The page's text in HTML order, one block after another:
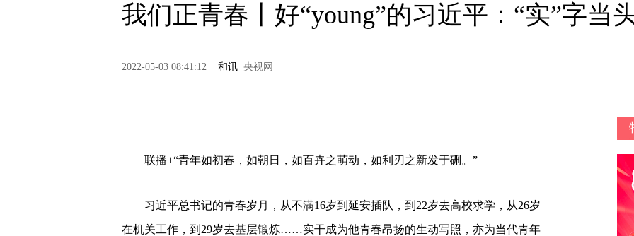
我们正青春丨好“young”的习近平：“实”字当
2022-05-03 08:41:12 和讯 央视网
联播+“青年如初春，如朝日，如百卉之萌动，如利刃之新发于硎。”
习近平总书记的青春岁月，从不满16岁到延安插队，到22岁去高校求学，从26岁
在机关工作，到29岁去基层锻炼……实干成为他青春昂扬的生动写照，亦为当代青年